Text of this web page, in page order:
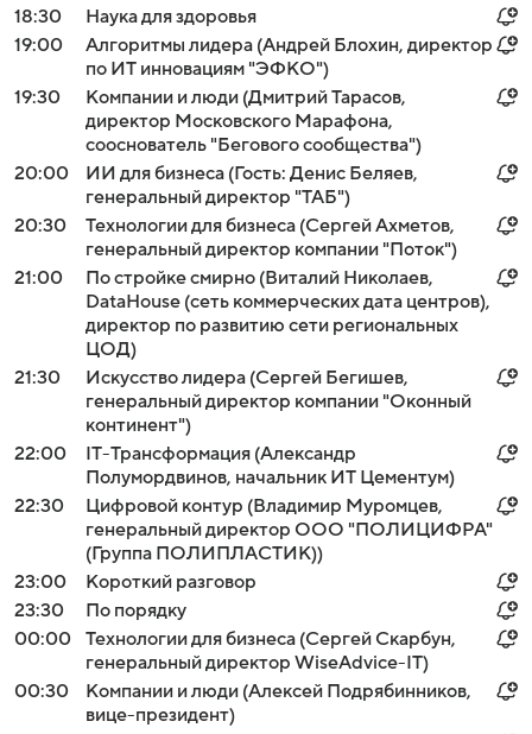
18:30
Наука для здоровья
19:00
Алгоритмы лидера (Андрей Блохин, директор
по ИТ инновациям "ЭФКО")
19:30
Компании и люди (Дмитрий Тарасов,
директор Московского Марафона,
сооснователь "Бегового сообщества")
20:00
ИИ для бизнеса (Гость: Денис Беляев,
генеральный директор "ТАБ")
20:30
Технологии для бизнеса (Сергей Ахметов,
генеральный директор компании "Поток")
21:00
По стройке смирно (Виталий Николаев,
DataHouse (сеть коммерческих дата центров),
директор по развитию сети региональных
ЦОД)
21:30
Искусство лидера (Сергей Бегишев,
генеральный директор компании "Оконный
континент")
22:00
IT-Трансформация (Александр
Полумордвинов, начальник ИТ Цементум)
22:30
Цифровой контур (Владимир Муромцев,
генеральный директор ООО "ПОЛИЦИФРА"
(Группа ПОЛИПЛАСТИК))
23:00
Короткий разговор
23:30
По порядку
00:00
Технологии для бизнеса (Сергей Скарбун,
генеральный директор WiseAdvice-IT)
00:30
Компании и люди (Алексей Подрябинников,
вице-президент)